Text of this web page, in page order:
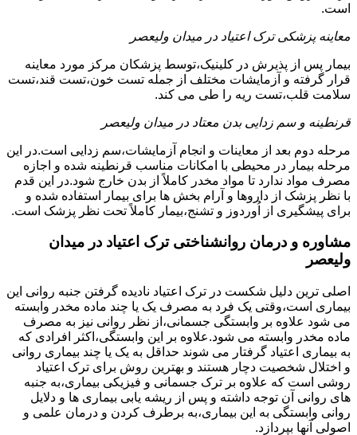
است.
معاینه پزشکی ترک اعتیاد در میدان ولیعصر
بیمار پس از پذیرش در کلینیک،توسط پزشکان مرکز مورد معاینه
قرار گرفته و آزمایشات مختلف از جمله تست خون،تست قند،تست
سلامت قلب،تست ریه را طی می کند.
قرنطینه و سم زدایی بدن معتاد در میدان ولیعصر
مرحله دوم بعد از معاینات و انجام آزمایشات،سم زدایی است.در این
مرحله بیمار در محیطی با امکانات مناسب قرنطینه شده و اجازه
مصرف مواد ندارد تا مواد مخدر کاملاً از بدن خارج شود.در این قدم
با نظر پزشک از داروها و آرام بخش ها برای بیمار استفاده شده و
برای پیشگیری از اُوردوز و تشنج،بیمار کاملاً تحت نظر پزشک است.
مشاوره و درمان روانشناختی ترک اعتیاد در میدان
ولیعصر
اصلی ترین دلیل شکست در ترک اعتیاد نادیده گرفتن جنبه روانی این
بیماری است،وقتی یک فرد به مصرف یک یا چند ماده مخدر وابسته
می شود علاوه بر وابستگی جسمانی،از نظر روانی نیز به مصرف
ماده مخدر وابسته می شود.علاوه بر این وابستگی،اکثر افرادی که
به بیماری اعتیاد گرفتار می شوند حداقل به یک یا چند بیماری روانی
و اختلال شخصیت دچار هستند و بهترین روش برای ترک اعتیاد
روشی است که علاوه بر ترک جسمانی و فیزیکی بیماری،به جنبه
های روانی آن توجه داشته و پس از ریشه یابی بیماری ها و دلایل
روانی وابستگی به این بیماری،به برطرف کردن و درمان علمی و
اصولی آنها بپردازد.